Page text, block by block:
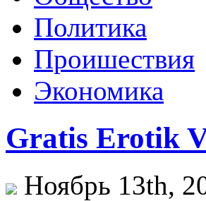
Политика
Проишествия
Экономика
Gratis Erotik
Ноябрь 13th,